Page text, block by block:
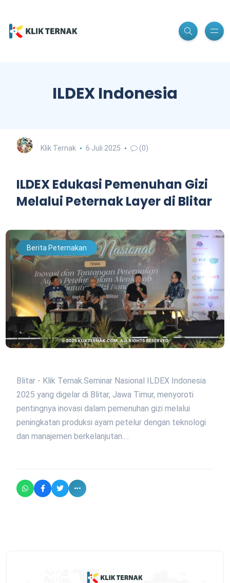
ILDEX Indonesia
Klik Ternak 6 Juli 2025 (0)
ILDEX Edukasi Pemenuhan Gizi
Melalui Peternak Layer di Blitar
Berita Peternakan
Blitar - Klik Ternak.Seminar Nasional ILDEX Indonesia
2025 yang digelar di Blitar, Jawa Timur, menyoroti
pentingnya inovasi dalam pemenuhan gizi melalui
peningkatan produksi ayam petelur dengan teknologi
dan manajemen berkelanjutan.…